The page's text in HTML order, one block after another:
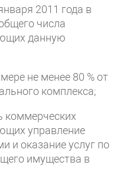
2011 года в
числа
данную
не менее 80 % от
комплекса;
коммерческих
управление
и оказание услуг по
имущества в